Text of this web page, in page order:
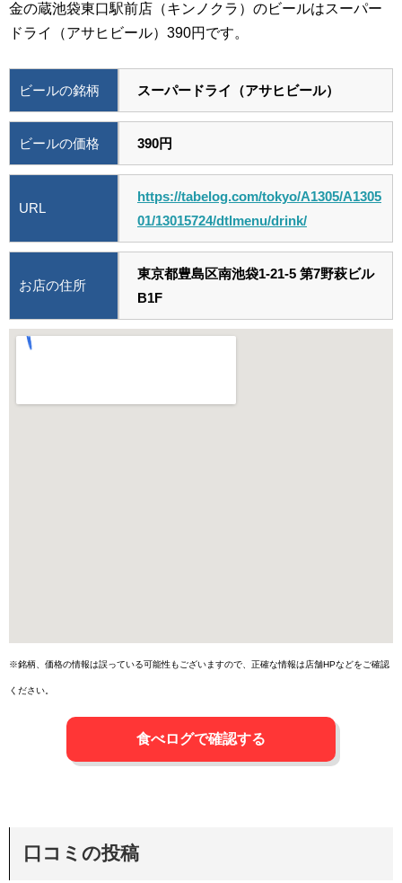
金の蔵池袋東口駅前店（キンノクラ）のビールはスーパー
ドライ（アサヒビール）390円です。
ビールの銘柄 スーパードライ（アサヒビール）
ビールの価格 390円
URL
https://tabelog.com/tokyo/A1305/A1305
01/13015724/dtlmenu/drink/
お店の住所
東京都豊島区南池袋1-21-5 第7野萩ビル
B1F
※銘柄、価格の情報は誤っている可能性もございますので、正確な情報は店舗HPなどをご確認
ください。
食べログで確認する
口コミの投稿